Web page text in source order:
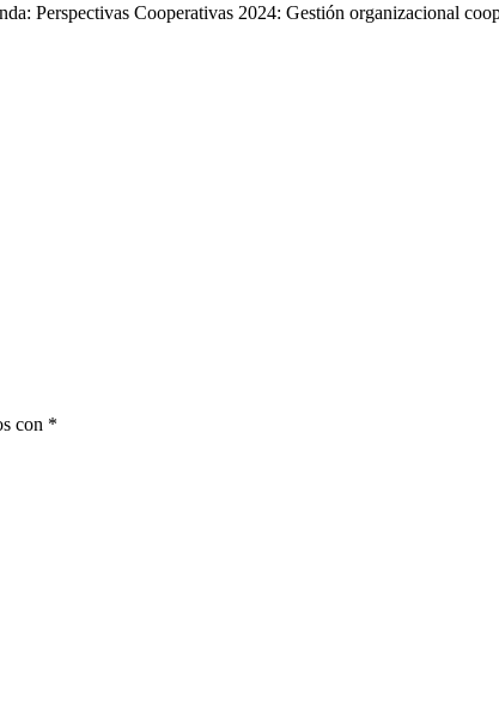
Perspectivas Cooperativas 2024: Gestión organizacional
con *